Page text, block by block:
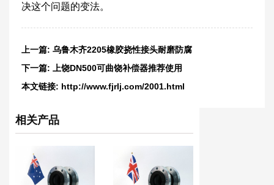
决这个问题的变法。
上一篇: 乌鲁木齐2205橡胶挠性接头耐磨防腐
下一篇:
上饶DN500可曲饶补偿器推荐使用
本文链接: http://www.fjrlj.com/2001.html
相关产品